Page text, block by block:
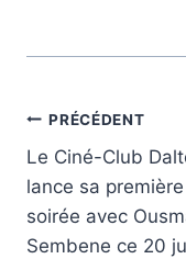
Navigation
de
l’article
PRÉCÉDENT
Le Ciné-Club
lance sa première
soirée avec
Sembene ce 20